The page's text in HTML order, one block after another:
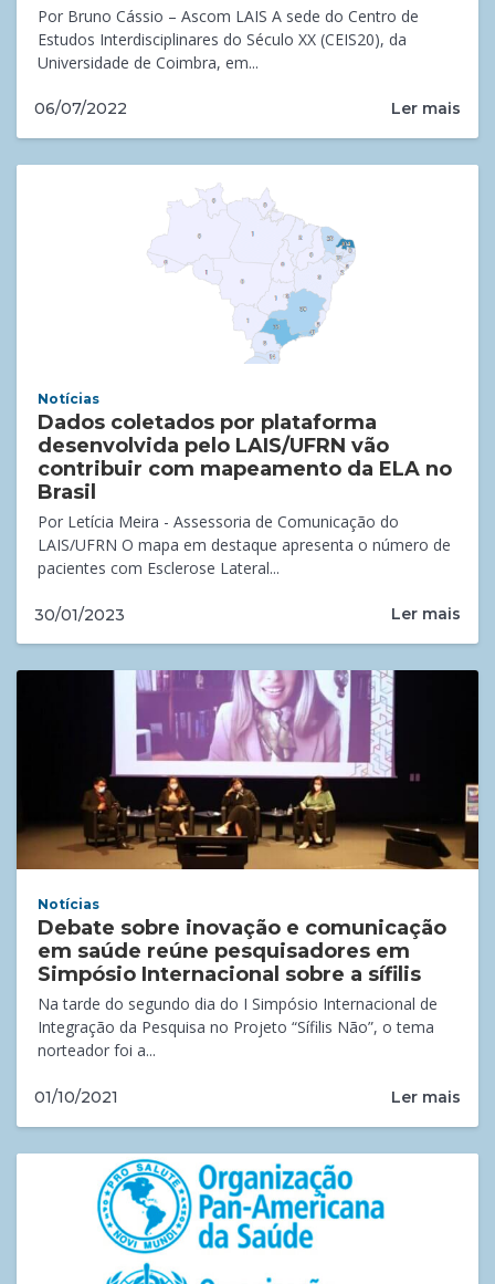
Por Bruno Cássio – Ascom LAIS A sede do Centro de
Estudos Interdisciplinares do Século XX (CEIS20), da
Universidade de Coimbra, em...
06/07/2022 Ler mais
Notícias
Dados coletados por plataforma
desenvolvida pelo LAIS/UFRN vão
contribuir com mapeamento da ELA no
Brasil
Por Letícia Meira - Assessoria de Comunicação do
LAIS/UFRN O mapa em destaque apresenta o número de
pacientes com Esclerose Lateral...
30/01/2023 Ler mais
Notícias
Debate sobre inovação e comunicação
em saúde reúne pesquisadores em
Simpósio Internacional sobre a sífilis
Na tarde do segundo dia do I Simpósio Internacional de
Integração da Pesquisa no Projeto “Sífilis Não”, o tema
norteador foi a...
01/10/2021 Ler mais